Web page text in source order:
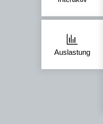
Auslastung